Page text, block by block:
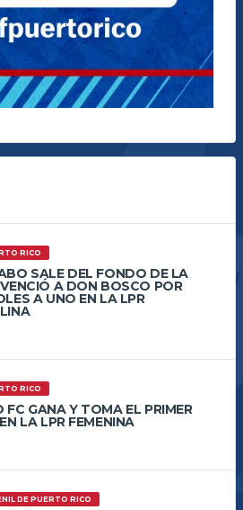
RICO
SALE DEL FONDO DE LA
A DON BOSCO POR
A UNO EN LA LPR
RICO
FC GANA Y TOMA EL PRIMER
LA LPR FEMENINA
DE PUERTO RICO